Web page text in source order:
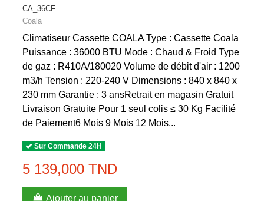
CA_36CF
Coala
Climatiseur Cassette COALA Type : Cassette Coala
Puissance : 36000 BTU Mode : Chaud & Froid Type
de gaz : R410A/180020 Volume de débit d'air : 1200
m3/h Tension : 220-240 V Dimensions : 840 x 840 x
230 mm Garantie : 3 ansRetrait en magasin Gratuit
Livraison Gratuite Pour 1 seul colis ≤ 30 Kg Facilité
de Paiement6 Mois 9 Mois 12 Mois...
Sur Commande 24H
5 139,000 TND
Ajouter au panier